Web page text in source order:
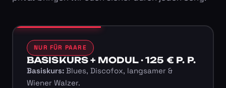
NUR FÜR PAARE
BASISKURS + MODUL · 125 € P. P.
Basiskurs:Blues, Discofox, langsamer &
Wiener Walzer.